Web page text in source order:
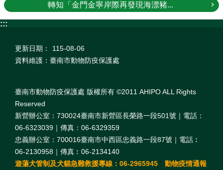
轉知「金門金寧岸際再發現海漂豬...
:::
更新日期：
115-08-06
資料維護：臺南市動物防疫保護處
臺南市動物防疫保護處 版權所有 ©2011 AHIPO ALL Rights
Reserved
新營辦公室：730024臺南市新營區長榮路一段501號｜電話：
06-6323039｜傳真：06-6329359
忠義辦公室：700016臺南市中西區忠義路一段87號｜電話︰
06-2130958｜傳真︰06-2134140
遊蕩犬管制及犬貓急難救援專線：06-2965945 動物疫情通報